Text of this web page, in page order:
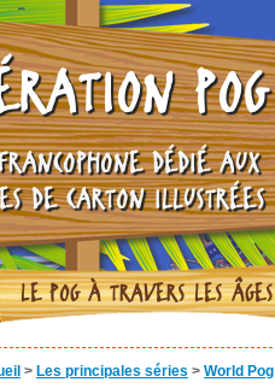
POG
DÉDIÉ AUX
DE CARTON ILLUSTRÉES
LE POG À TRAVERS LES ÂGES
> Les principales séries > World